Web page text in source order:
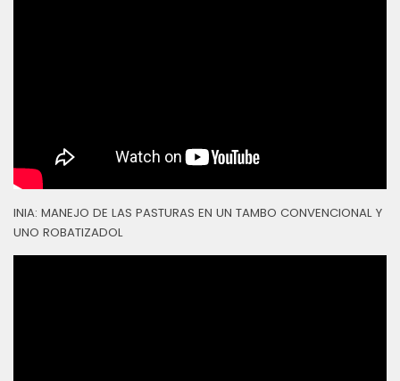
INIA: MANEJO DE LAS PASTURAS EN UN TAMBO CONVENCIONAL Y
UNO ROBATIZADOL